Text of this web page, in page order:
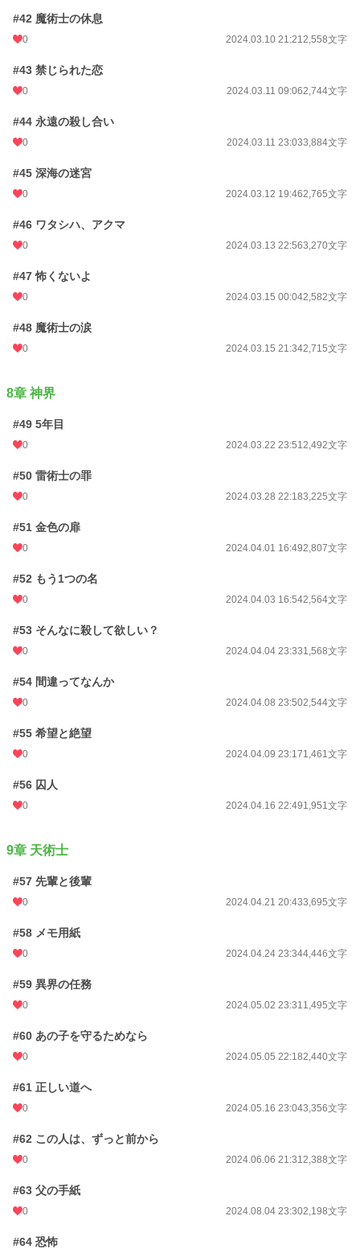
#42 魔術士の休息
0 2024.03.10 21:212,558文字
#43 禁じられた恋
0 2024.03.11 09:062,744文字
#44 永遠の殺し合い
0 2024.03.11 23:033,884文字
#45 深海の迷宮
0 2024.03.12 19:462,765文字
#46 ワタシハ、アクマ
0 2024.03.13 22:563,270文字
#47 怖くないよ
0 2024.03.15 00:042,582文字
#48 魔術士の涙
0 2024.03.15 21:342,715文字
8章 神界
#49 5年目
0 2024.03.22 23:512,492文字
#50 雷術士の罪
0 2024.03.28 22:183,225文字
#51 金色の扉
0 2024.04.01 16:492,807文字
#52 もう1つの名
0 2024.04.03 16:542,564文字
#53 そんなに殺して欲しい？
0 2024.04.04 23:331,568文字
#54 間違ってなんか
0 2024.04.08 23:502,544文字
#55 希望と絶望
0 2024.04.09 23:171,461文字
#56 囚人
0 2024.04.16 22:491,951文字
9章 天術士
#57 先輩と後輩
0 2024.04.21 20:433,695文字
#58 メモ用紙
0 2024.04.24 23:344,446文字
#59 異界の任務
0 2024.05.02 23:311,495文字
#60 あの子を守るためなら
0 2024.05.05 22:182,440文字
#61 正しい道へ
0 2024.05.16 23:043,356文字
#62 この人は、ずっと前から
0 2024.06.06 21:312,388文字
#63 父の手紙
0 2024.08.04 23:302,198文字
#64 恐怖